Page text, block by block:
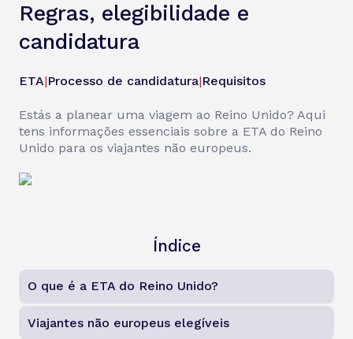
Regras, elegibilidade e
candidatura
ETA|Processo de candidatura|Requisitos
Estás a planear uma viagem ao Reino Unido? Aqui
tens informações essenciais sobre a ETA do Reino
Unido para os viajantes não europeus.
Índice
O que é a ETA do Reino Unido?
Viajantes não europeus elegíveis